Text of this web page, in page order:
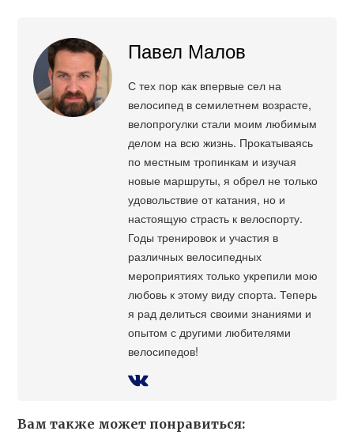
Павел Малов
С тех пор как впервые сел на
велосипед в семилетнем возрасте,
велопрогулки стали моим любимым
делом на всю жизнь. Прокатываясь
по местным тропинкам и изучая
новые маршруты, я обрел не только
удовольствие от катания, но и
настоящую страсть к велоспорту.
Годы тренировок и участия в
различных велосипедных
мероприятиях только укрепили мою
любовь к этому виду спорта. Теперь
я рад делиться своими знаниями и
опытом с другими любителями
велосипедов!
Вам также может понравиться: